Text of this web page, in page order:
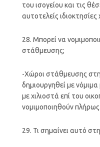
του ισογείου και τις
αυτοτελείς
28. Μπορεί να
στάθμευσης;
-Χώροι στάθμευσης
δημιουργηθεί με
με χιλιοστά επί του
νομιμοποιηθούν πλήρως.
29. Τι σημαίνει αυτό